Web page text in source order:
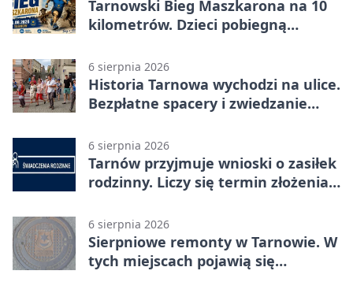
Tarnowski Bieg Maszkarona na 10
kilometrów. Dzieci pobiegną
6 sierpnia 2026
Historia Tarnowa wychodzi na ulice.
Bezpłatne spacery i zwiedzanie
6 sierpnia 2026
Tarnów przyjmuje wnioski o zasiłek
rodzinny. Liczy się termin złożenia
6 sierpnia 2026
Sierpniowe remonty w Tarnowie. W
tych miejscach pojawią się